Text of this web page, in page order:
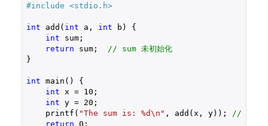
#include <stdio.h>
int add( int a, int b) {
int sum;
return sum;
// sum 未初始化
}
int main() {
int x = 10 ;
int y = 20 ;
    printf(
"The sum is: %d\n" , add(x, y));
// add
return 0 ;